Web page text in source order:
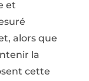
et
alors que
la
cette